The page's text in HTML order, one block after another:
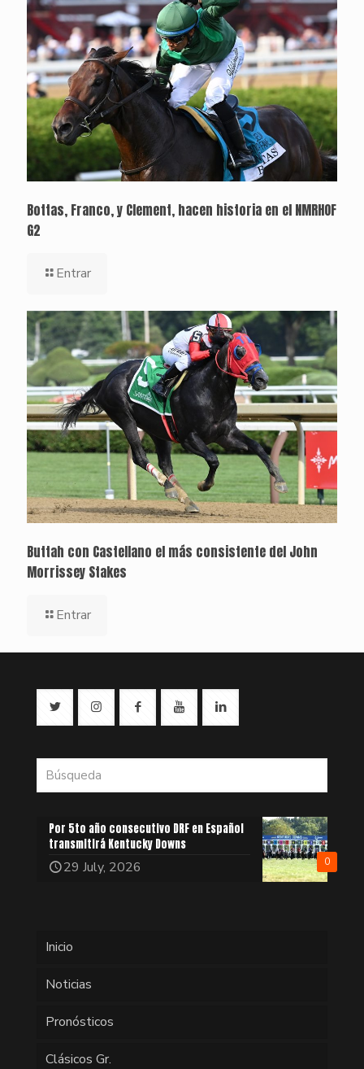
Bottas, Franco, y Clement, hacen historia en el NMRHOF
G2
Entrar
Buttah con Castellano el más consistente del John
Morrissey Stakes
Entrar
0
Por 5to año consecutivo DRF en Español
transmitirá Kentucky Downs
29 July, 2026
Inicio
Noticias
Pronósticos
Clásicos Gr.